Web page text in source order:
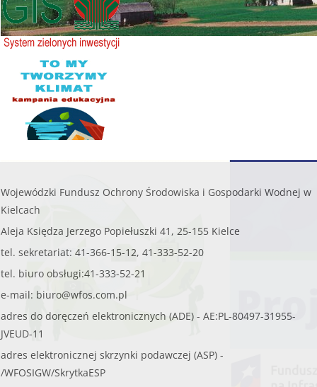
W WOJEWÓDZTWIE
WSPIERAMY
......
czytaj więcej...
Wojewódzki Fundusz Ochrony Środowiska i Gospodarki Wodnej w
Kielcach
Aleja Księdza Jerzego Popiełuszki 41, 25-155 Kielce
tel. sekretariat: 41-366-15-12, 41-333-52-20
tel. biuro obsługi:41-333-52-21
e-mail: biuro@wfos.com.pl
adres do doręczeń elektronicznych (ADE) - AE:PL-80497-31955-
JVEUD-11
adres elektronicznej skrzynki podawczej (ASP) -
/WFOSIGW/SkrytkaESP